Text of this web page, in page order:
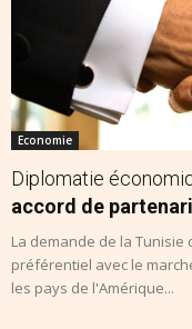
Economie
Diplomatie
accord de
La demande de la Tunisie
préférentiel avec le
les pays de l'Amérique...